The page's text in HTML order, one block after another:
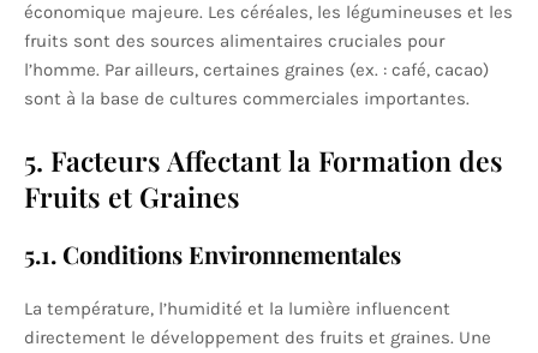
économique majeure. Les céréales, les légumineuses et les
fruits sont des sources alimentaires cruciales pour
l’homme. Par ailleurs, certaines graines (ex. : café, cacao)
sont à la base de cultures commerciales importantes.
5. Facteurs Affectant la Formation des
Fruits et Graines
5.1. Conditions Environnementales
La température, l’humidité et la lumière influencent
directement le développement des fruits et graines. Une